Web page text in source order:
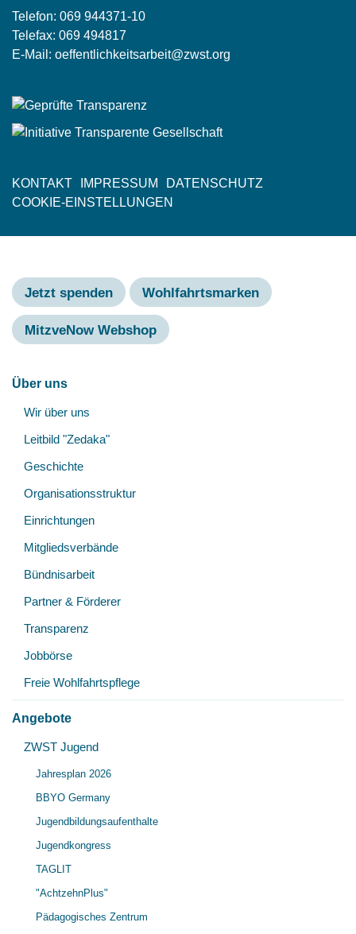
Telefon: 069 944371-10
Telefax: 069 494817
E-Mail: oeffentlichkeitsarbeit@zwst.org
Fußzeile
KONTAKT IMPRESSUM
DATENSCHUTZ
COOKIE-EINSTELLUNGEN
Jetzt spenden Wohlfahrtsmarken
MitzveNow Webshop
Hauptnavigation
Über uns
Wir über uns
Leitbild "Zedaka"
Geschichte
Organisationsstruktur
Einrichtungen
Mitgliedsverbände
Bündnisarbeit
Partner & Förderer
Transparenz
Jobbörse
Freie Wohlfahrtspflege
Angebote
ZWST Jugend
Jahresplan 2026
BBYO Germany
Jugendbildungsaufenthalte
Jugendkongress
TAGLIT
"AchtzehnPlus"
Pädagogisches Zentrum